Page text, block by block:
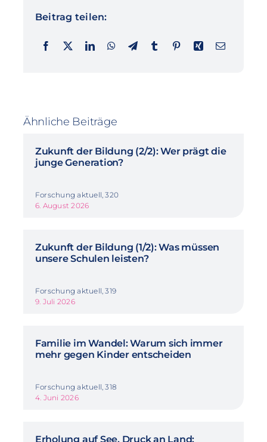
Beitrag teilen:
Ähnliche Beiträge
Zukunft der Bildung (2/2): Wer prägt die
junge Generation?
Forschung aktuell, 320
6. August 2026
Zukunft der Bildung (1/2): Was müssen
unsere Schulen leisten?
Forschung aktuell, 319
9. Juli 2026
Familie im Wandel: Warum sich immer
mehr gegen Kinder entscheiden
Forschung aktuell, 318
4. Juni 2026
Erholung auf See, Druck an Land: